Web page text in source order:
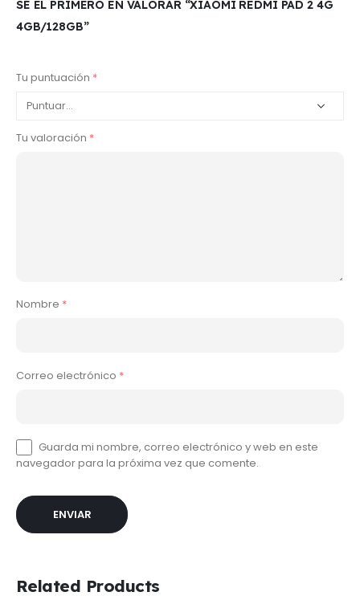
SÉ EL PRIMERO EN VALORAR “XIAOMI REDMI PAD 2 4G
4GB/128GB”
Tu puntuación *
Tu valoración *
Nombre *
Correo electrónico *
Guarda mi nombre, correo electrónico y web en este
navegador para la próxima vez que comente.
Related Products